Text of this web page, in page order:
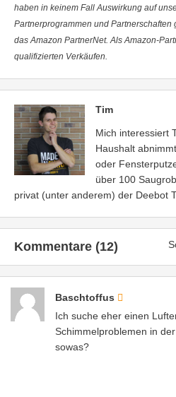
haben in keinem Fall Auswirkung auf
Partnerprogrammen und
das Amazon PartnerNet. Als Amazon-
qualifizierten Verkäufen.
Tim
Mich interessiert
Haushalt
oder
über 100
privat (unter anderem) der Deebot
Kommentare (12)
Baschtoffus
Ich suche eher einen
Schimmelproblemen in
sowas?